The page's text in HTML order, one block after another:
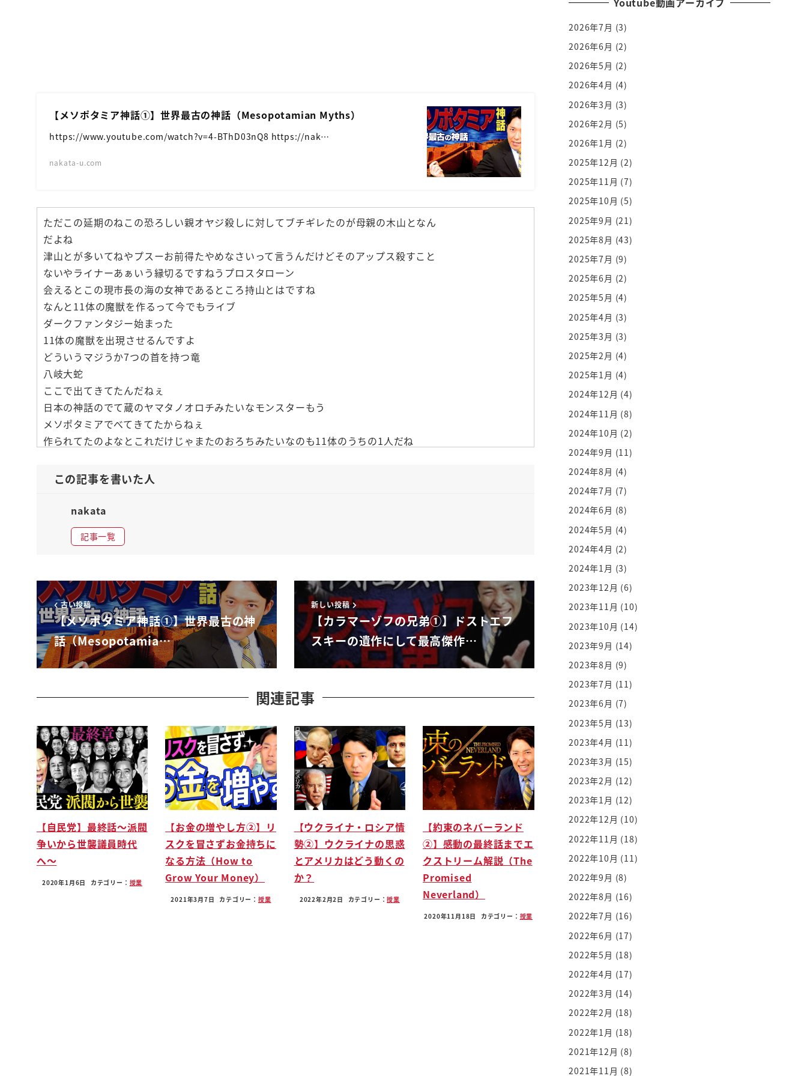
【メソポタミア神話①】世界最古の神話（Mesopotamian Myths）
https://www.youtube.com/watch?v=4-BThD03nQ8 https://nak…
nakata-u.com
ただこの延期のねこの恐ろしい親オヤジ殺しに対してブチギレたのが母親の木山となん
だよね
津山とが多いてねやプスーお前得たやめなさいって言うんだけどそのアップス殺すこと
ないやライナーあぁいう縁切るですねうプロスタローン
会えるとこの現市長の海の女神であるところ持山とはですね
なんと11体の魔獣を作るって今でもライブ
ダークファンタジー始まった
11体の魔獣を出現させるんですよ
どういうマジうか7つの首を持つ竜
八岐大蛇
ここで出てきてたんだねぇ
日本の神話のでて蔵のヤマタノオロチみたいなモンスターもう
メソポタミアでべてきてたからねぇ
作られてたのよなとこれだけじゃまたのおろちみたいなのも11体のうちの1人だね
ね魚人間味等妖怪人間上ではそんな
サソリ人間にさ
バカな人間にですねライオン人間ですよ
嵐の嵐の女神とか常嵐の猛獣とかですね
kink 金宮というむす息子にですね
低いさせてで11体の魔獣とともにですね向かわせるんですね
そして太陽神丸付く軍 vs ああ
ティアマトのま10分の戦いが始まるんですよ
うわぁ恐ろしいですねうううってキングがですね
ぶちのめしたラーって魔獣とともに行くんですねところが丸付くは強いんですよね
その金宮がですマル僕の顔を見た瞬間に動けなくなっちゃうねぴターン
叶わなるですね
どんだけ丸付く強く描きたかったんでしょうね
そのうえで常その神々の世界でまるグクこそが正しいって言うねそういう意見が出て
ですね
津山とはですねもう茫然自失の状態の中でですね
敗れ3ねそしてキングは敗れ去り
キング命で作られた
のが名言という話だ
だから延期がね延期とかえんでぃるが
ね神狩りのないが神々の代替わりさせるために作ったというところから丸付くが勝利の
この記事を書いた人
nakata
記事一覧
古い投稿
【メソポタミア神話①】世界最古の神
話（Mesopotamia…
新しい投稿
【カラマーゾフの兄弟①】ドストエフ
スキーの遺作にして最高傑作…
関連記事
【自民党】最終話〜派閥
争いから世襲議員時代
へ〜
2020年1月6日 カテゴリー： 授業
【お金の増やし方②】リ
スクを冒さずお金持ちに
なる方法（How to
Grow Your Money）
2021年3月7日 カテゴリー： 授業
【ウクライナ・ロシア情
勢②】ウクライナの思惑
とアメリカはどう動くの
か？
2022年2月2日 カテゴリー：授業
【約束のネバーランド
②】感動の最終話までエ
クストリーム解説（The
Promised
Neverland）
2020年11月18日 カテゴリー： 授業
2026年7月 (3)
2026年6月 (2)
2026年5月 (2)
2026年4月 (4)
2026年3月 (3)
2026年2月 (5)
2026年1月 (2)
2025年12月 (2)
2025年11月 (7)
2025年10月 (5)
2025年9月 (21)
2025年8月 (43)
2025年7月 (9)
2025年6月 (2)
2025年5月 (4)
2025年4月 (3)
2025年3月 (3)
2025年2月 (4)
2025年1月 (4)
2024年12月 (4)
2024年11月 (8)
2024年10月 (2)
2024年9月 (11)
2024年8月 (4)
2024年7月 (7)
2024年6月 (8)
2024年5月 (4)
2024年4月 (2)
2024年1月 (3)
2023年12月 (6)
2023年11月 (10)
2023年10月 (14)
2023年9月 (14)
2023年8月 (9)
2023年7月 (11)
2023年6月 (7)
2023年5月 (13)
2023年4月 (11)
2023年3月 (15)
2023年2月 (12)
2023年1月 (12)
2022年12月 (10)
2022年11月 (18)
2022年10月 (11)
2022年9月 (8)
2022年8月 (16)
2022年7月 (16)
2022年6月 (17)
2022年5月 (18)
2022年4月 (17)
2022年3月 (14)
2022年2月 (18)
2022年1月 (18)
2021年12月 (8)
2021年11月 (8)